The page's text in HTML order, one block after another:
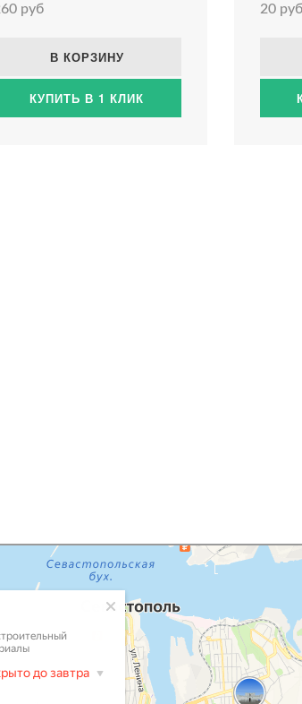
руб
В КОРЗИНУ
КУПИТЬ В 1 КЛИК
20 руб